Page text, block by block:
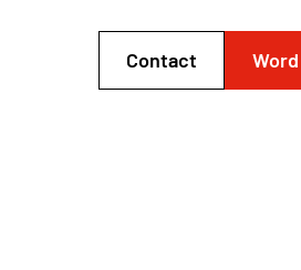
Contact